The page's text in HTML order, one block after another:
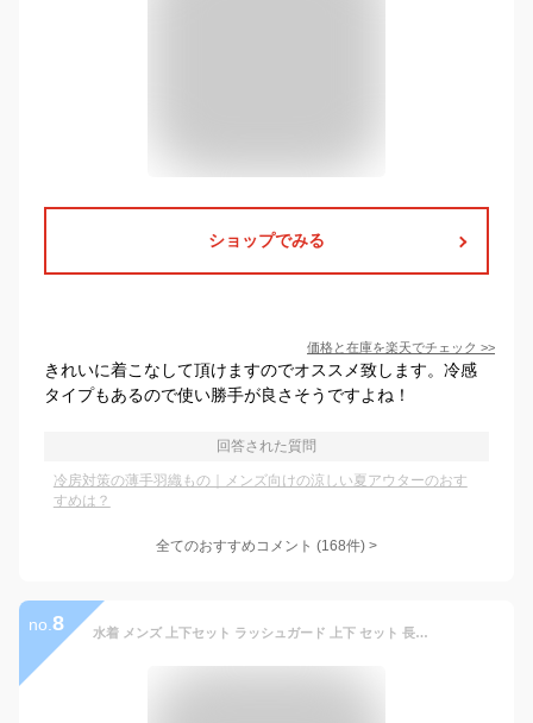
ショップでみる
価格と在庫を楽天でチェック >>
きれいに着こなして頂けますのでオススメ致します。冷感
タイプもあるので使い勝手が良さそうですよね！
回答された質問
冷房対策の薄手羽織もの｜メンズ向けの涼しい夏アウターのおす
すめは？
全てのおすすめコメント (168件) >
no. 8 水着 メンズ 上下セット ラッシュガード 上下 セット 長袖 3点セット uvカット uv upf50+ シャツ tシャツ レギンス 大きいサイズ 紫外線対策 体型カバー サーフィン シュノーケリング 夏プール 海 海水浴 サウナ